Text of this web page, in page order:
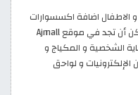
الاطفال اضافة اكسسوارات
جميلة بتصاميم راقية و متنوعة. كما يمكن أن تجد في موقع Ajmall
الشخصية و المكياج و
و لواحق